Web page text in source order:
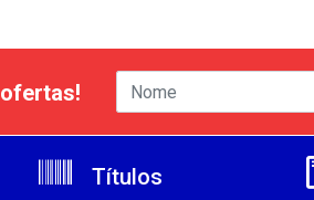
Títulos